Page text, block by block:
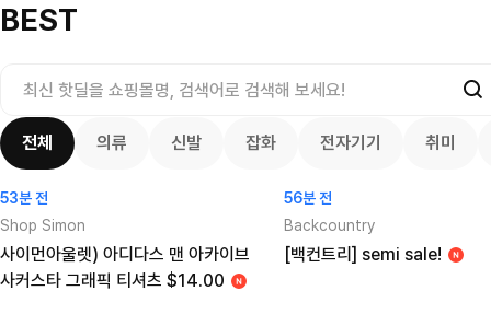
BEST
전체 의류 신발 잡화 전자기기 취미
53분 전
Shop Simon
사이먼아울렛) 아디다스 맨 아카이브
사커스타 그래픽 티셔츠 $14.00
56분 전
Backcountry
[백컨트리] semi sale!